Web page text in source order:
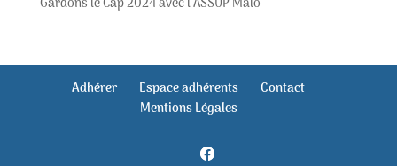
Adhérer Espace adhérents
Contact
Mentions Légales